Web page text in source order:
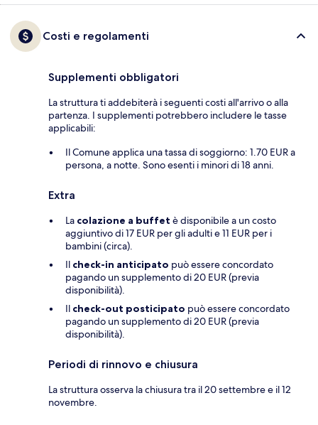
Costi e regolamenti
Supplementi obbligatori
La struttura ti addebiterà i seguenti costi all'arrivo o alla
partenza. I supplementi potrebbero includere le tasse
applicabili:
Il Comune applica una tassa di soggiorno: 1.70 EUR a
persona, a notte. Sono esenti i minori di 18 anni.
Extra
La colazione a buffet è disponibile a un costo
aggiuntivo di 17 EUR per gli adulti e 11 EUR per i
bambini (circa).
Il check-in anticipato può essere concordato
pagando un supplemento di 20 EUR (previa
disponibilità).
Il check-out posticipato può essere concordato
pagando un supplemento di 20 EUR (previa
disponibilità).
Periodi di rinnovo e chiusura
La struttura osserva la chiusura tra il 20 settembre e il 12
novembre.